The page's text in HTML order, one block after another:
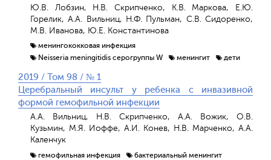
Ю.В. Лобзин, Н.В. Скрипченко, К.В. Маркова, Е.Ю.
Горелик, А.А. Вильниц, Н.Ф. Пульман, С.В. Сидоренко,
М.В. Иванова, Ю.Е. Константинова
менингококковая инфекция
Neisseria meningitidis серогруппы W
менингит дети
2019 / Том 98 / № 1
Церебральный инсульт у ребенка с инвазивной
формой гемофильной инфекции
А.А. Вильниц, Н.В. Скрипченко, А.А. Вожик, О.В.
Кузьмин, М.Я. Иоффе, А.И. Конев, Н.В. Марченко, А.А.
Каленчук
гемофильная инфекция
бактериальный менингит